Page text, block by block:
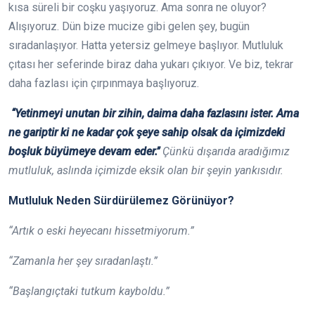
kısa süreli bir coşku yaşıyoruz. Ama sonra ne oluyor?
Alışıyoruz. Dün bize mucize gibi gelen şey, bugün
sıradanlaşıyor. Hatta yetersiz gelmeye başlıyor. Mutluluk
çıtası her seferinde biraz daha yukarı çıkıyor. Ve biz, tekrar
daha fazlası için çırpınmaya başlıyoruz.
‘‘Yetinmeyi unutan bir zihin, daima daha fazlasını ister. Ama
ne gariptir ki ne kadar çok şeye sahip olsak da içimizdeki
boşluk büyümeye devam eder.’’Çünkü dışarıda aradığımız
mutluluk, aslında içimizde eksik olan bir şeyin yankısıdır.
Mutluluk Neden Sürdürülemez Görünüyor?
“Artık o eski heyecanı hissetmiyorum.”
“Zamanla her şey sıradanlaştı.”
“Başlangıçtaki tutkum kayboldu.”